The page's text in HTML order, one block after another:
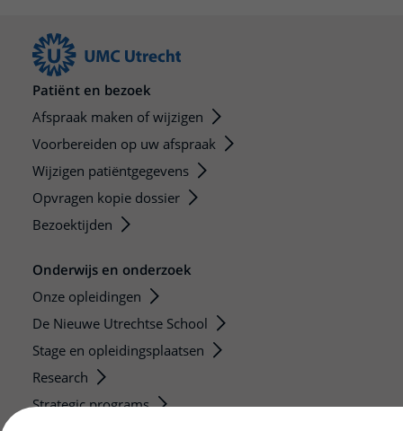
Patiënt en bezoek
Afspraak maken of wijzigen
Voorbereiden op uw afspraak
Wijzigen patiëntgegevens
Opvragen kopie dossier
Bezoektijden
Onderwijs en onderzoek
Onze opleidingen
De Nieuwe Utrechtse School
Stage en opleidingsplaatsen
Research
Strategic programs